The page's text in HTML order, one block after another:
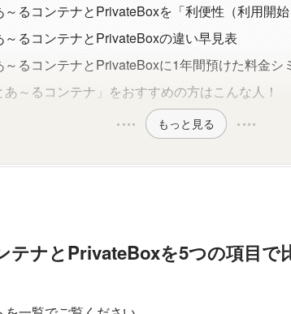
～るコンテナとPrivateBoxを「利便性（利用開
～るコンテナとPrivateBoxの違い早見表
～るコンテナとPrivateBoxに1年間預けた料金シ
あ～るコンテナ」をおすすめの方はこんな人！
もっと見る
テナとPrivateBoxを5つの項目で